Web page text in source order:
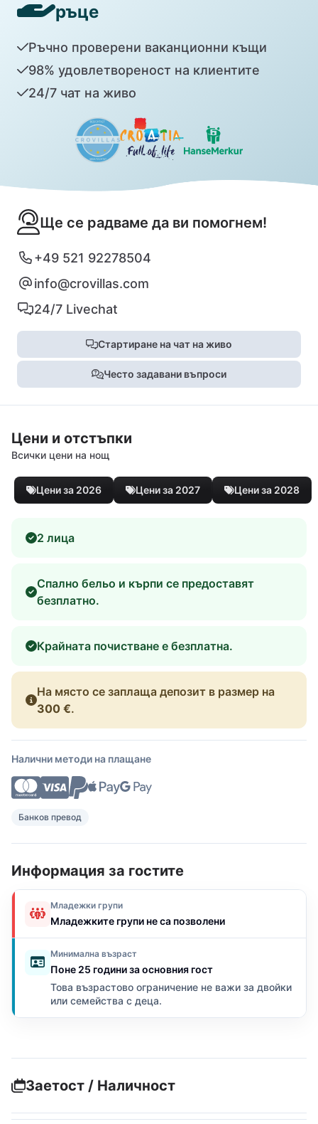
ръце
Ръчно проверени ваканционни къщи
98% удовлетвореност на клиентите
24/7 чат на живо
Ще се радваме да ви помогнем!
+49 521 92278504
info@crovillas.com
24/7 Livechat
Стартиране на чат на живо
Често задавани въпроси
Цени и отстъпки
Всички цени на нощ
Цени за 2026 Цени за 2027 Цени за 2028
2 лица
Спално бельо и кърпи се предоставят
безплатно.
Крайната почистване е безплатна.
На място се заплаща депозит в размер на
300 €.
Налични методи на плащане
Банков превод
Информация за гостите
Младежки групи
Младежките групи не са позволени
Минимална възраст
Поне 25 години за основния гост
Това възрастово ограничение не важи за двойки
или семейства с деца.
Заетост / Наличност